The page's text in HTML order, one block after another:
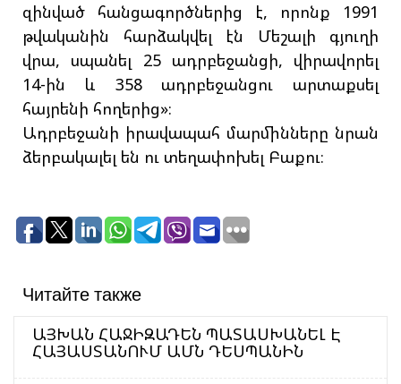
զինված հանցագործներից է, որոնք 1991
թվականին հարձակվել էն Մեշալի գյուղի
վրա, սպանել 25 ադրբեջանցի, վիրավորել
14-ին և 358 ադրբեջանցու արտաքսել
հայրենի հողերից»։
Ադրբեջանի իրավապահ մարմինները նրան
ձերբակալել են ու տեղափոխել Բաքու։
Читайте также
ԱՅԽԱՆ ՀԱՋԻԶԱԴԵՆ ՊԱՏԱՍԽԱՆԵԼ Է
ՀԱՅԱՍՏԱՆՈՒՄ ԱՄՆ ԴԵՍՊԱՆԻՆ